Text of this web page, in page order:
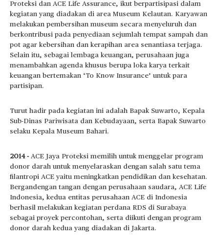
Proteksi dan ACE Life Assurance, ikut berpartisipasi dalam
kegiatan yang diadakan di area Museum Kelautan. Karyawan
melakukan pembersihan museum secara menyeluruh dan
berkontribusi pada penyediaan sejumlah tempat sampah dan
pot agar kebersihan dan kerapihan area senantiasa terjaga.
Selain itu, sebagai lembaga keuangan, perusahaan juga
menambahkan agenda khusus berupa loka karya terkait
keuangan bertemakan ‘To Know Insurance’ untuk para
partisipan.
Turut hadir pada kegiatan ini adalah Bapak Suwarto, Kepala
Sub-Dinas Pariwisata dan Kebudayaan, serta Bapak Suwarto
selaku Kepala Museum Bahari.
2014 - ACE Jaya Proteksi memilih untuk menggelar program
donor darah untuk menyelaraskan dengan salah satu tema
filantropi ACE yaitu meningkatkan pendidikan dan kesehatan.
Bergandengan tangan dengan perusahaan saudara, ACE Life
Indonesia, kedua entitas perusahaan ACE di Indonesia
berhasil melakukan kegiatan perdana RDS di Surabaya
sebagai proyek percontohan, serta diikuti dengan program
donor darah kedua yang diadakan di Jakarta.